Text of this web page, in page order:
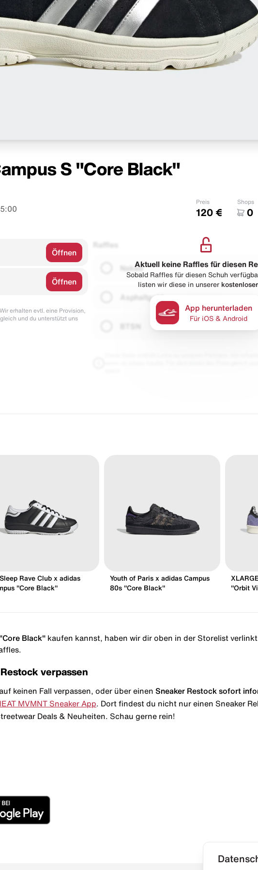
S "Core Black"
Preis
120 €
Shops
0
Öffnen
Öffnen
erhalten evtl. eine Provision,
und du unterstützt uns
Raffles
Naked
Asphaltgold
Aktuell keine Raffles für diesen
Sobald Raffles für diesen Schuh
listen wir diese in unserer
App herunterladen
Für iOS & Android
Rave Club x adidas
"Core Black"
Youth of Paris x adidas Campus
80s "Core Black"
"Orbit
Black" kaufen kannst, haben wir dir oben in der Storelist verlinkt.
verpassen
keinen Fall verpassen, oder über einen Sneaker Restock sofort
MVMNT Sneaker App . Dort findest du nicht nur einen Sneaker
Deals & Neuheiten. Schau gerne rein!